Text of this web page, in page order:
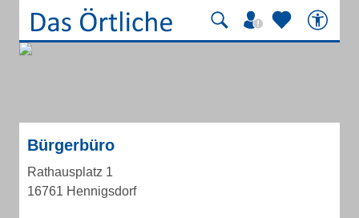
Bürgerbüro
Rathausplatz 1
16761 Hennigsdorf